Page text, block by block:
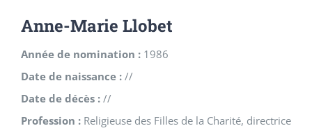
Anne-Marie Llobet
Année de nomination : 1986
Date de naissance : //
Date de décès : //
Profession : Religieuse des Filles de la Charité, directrice